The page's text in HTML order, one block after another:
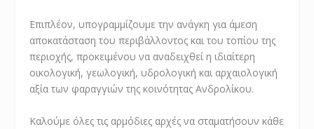
Επιπλέον, υπογραμμίζουμε την ανάγκη για άμεση
αποκατάσταση του περιβάλλοντος και του τοπίου της
περιοχής, προκειμένου να αναδειχθεί η ιδιαίτερη
οικολογική, γεωλογική, υδρολογική και αρχαιολογική
αξία των φαραγγιών της κοινότητας Ανδρολίκου.
Καλούμε όλες τις αρμόδιες αρχές να σταματήσουν κάθε